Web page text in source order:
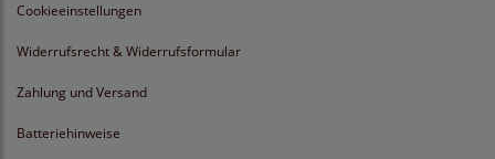
Cookieeinstellungen
Widerrufsrecht & Widerrufsformular
Zahlung und Versand
Batteriehinweise